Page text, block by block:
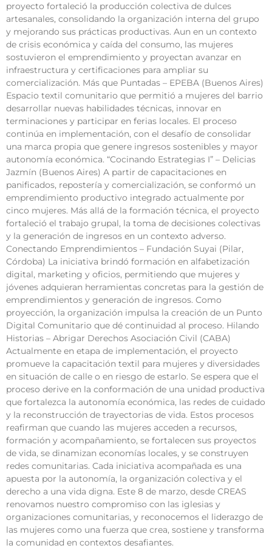
proyecto fortaleció la producción colectiva de dulces
artesanales, consolidando la organización interna del grupo
y mejorando sus prácticas productivas. Aun en un contexto
de crisis económica y caída del consumo, las mujeres
sostuvieron el emprendimiento y proyectan avanzar en
infraestructura y certificaciones para ampliar su
comercialización. Más que Puntadas – EPEBA (Buenos Aires)
Espacio textil comunitario que permitió a mujeres del barrio
desarrollar nuevas habilidades técnicas, innovar en
terminaciones y participar en ferias locales. El proceso
continúa en implementación, con el desafío de consolidar
una marca propia que genere ingresos sostenibles y mayor
autonomía económica. “Cocinando Estrategias I” – Delicias
Jazmín (Buenos Aires) A partir de capacitaciones en
panificados, repostería y comercialización, se conformó un
emprendimiento productivo integrado actualmente por
cinco mujeres. Más allá de la formación técnica, el proyecto
fortaleció el trabajo grupal, la toma de decisiones colectivas
y la generación de ingresos en un contexto adverso.
Conectando Emprendimientos – Fundación Suyai (Pilar,
Córdoba) La iniciativa brindó formación en alfabetización
digital, marketing y oficios, permitiendo que mujeres y
jóvenes adquieran herramientas concretas para la gestión de
emprendimientos y generación de ingresos. Como
proyección, la organización impulsa la creación de un Punto
Digital Comunitario que dé continuidad al proceso. Hilando
Historias – Abrigar Derechos Asociación Civil (CABA)
Actualmente en etapa de implementación, el proyecto
promueve la capacitación textil para mujeres y diversidades
en situación de calle o en riesgo de estarlo. Se espera que el
proceso derive en la conformación de una unidad productiva
que fortalezca la autonomía económica, las redes de cuidado
y la reconstrucción de trayectorias de vida. Estos procesos
reafirman que cuando las mujeres acceden a recursos,
formación y acompañamiento, se fortalecen sus proyectos
de vida, se dinamizan economías locales, y se construyen
redes comunitarias. Cada iniciativa acompañada es una
apuesta por la autonomía, la organización colectiva y el
derecho a una vida digna. Este 8 de marzo, desde CREAS
renovamos nuestro compromiso con las iglesias y
organizaciones comunitarias, y reconocemos el liderazgo de
las mujeres como una fuerza que crea, sostiene y transforma
la comunidad en contextos desafiantes.